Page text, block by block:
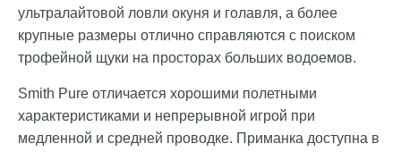
ультралайтовой ловли окуня и голавля, а более
крупные размеры отлично справляются с поиском
трофейной щуки на просторах больших водоемов.
Smith Pure отличается хорошими полетными
характеристиками и непрерывной игрой при
медленной и средней проводке. Приманка доступна в